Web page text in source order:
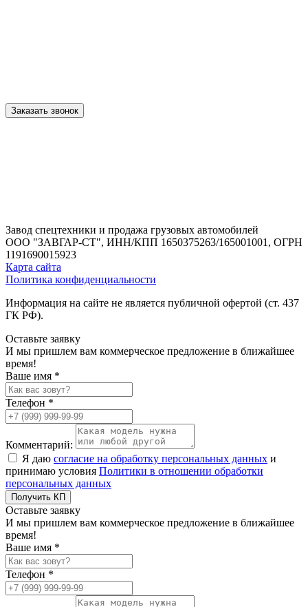
Заказать звонок
Завод спецтехники и продажа грузовых автомобилей
ООО "ЗАВГАР-СТ", ИНН/КПП 1650375263/165001001, ОГРН
1191690015923
Карта сайта
Политика конфиденциальности
Информация на сайте не является публичной офертой (ст. 437
ГК РФ).
Оставьте заявку
И мы пришлем вам коммерческое предложение в ближайшее
время!
Ваше имя *
Телефон *
Комментарий:
Я даю согласие на обработку персональных данных и
принимаю условия Политики в отношении обработки
персональных данных
Получить КП
Оставьте заявку
И мы пришлем вам коммерческое предложение в ближайшее
время!
Ваше имя *
Телефон *